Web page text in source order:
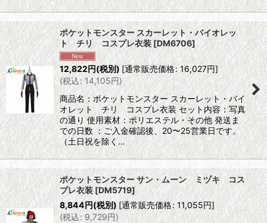
ポケットモンスター スカーレット・バイオレッ
ト チリ コスプレ衣装[DM6706]
12,822円(税別)[通常販売価格: 16,027円]
(税込: 14,105円)
商品名：ポケットモンスター スカーレット・バイ
オレット チリ コスプレ衣装 セット内容：写真
の通り 使用素材：ポリエステル・その他 発送ま
での日数 ：ご入金確認後、20〜25営業日です。
（土日祝を除く…
ポケットモンスター サン・ムーン ミヅキ コス
プレ衣装 [DM5719]
8,844円(税別) [通常販売価格: 11,055円]
(税込: 9,729円)